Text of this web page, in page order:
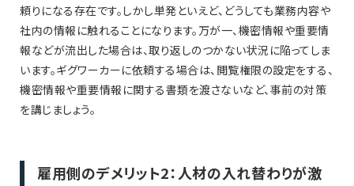
頼りになる存在です。しかし単発といえど、どうしても業務内容や
社内の情報に触れることになります。万が一、機密情報や重要情
報などが流出した場合は、取り返しのつかない状況に陥ってしま
います。ギグワーカーに依頼する場合は、閲覧権限の設定をする、
機密情報や重要情報に関する書類を渡さないなど、事前の対策
を講じましょう。
雇用側のデメリット2：人材の入れ替わりが激